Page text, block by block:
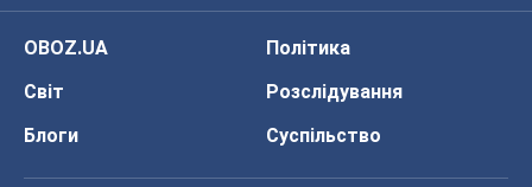
OBOZ.UA
Політика
Світ
Розслідування
Блоги
Суспільство